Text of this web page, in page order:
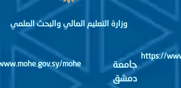
جامعة
دمشق
وزارة التعليم العالي والبحث العلمي
http://www.mohe.gov.sy/mohe